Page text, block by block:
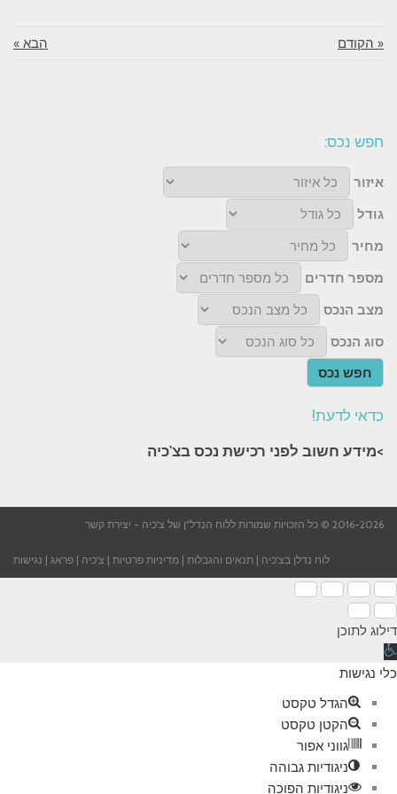
« הקודם הבא »
חפש נכס:
איזור
גודל
מחיר
מספר חדרים
מצב הנכס
סוג הנכס
חפש נכס
כדאי לדעת!
>מידע חשוב לפני רכישת נכס בצ'כיה​
2016-2026 © כל הזכויות שמורות ללוח הנדל"ן של צ'כיה - יצירת קשר
לוח נדלן בצ'כיה | תנאים והגבלות | מדיניות פרטיות | צ'כיה | פראג | נגישות
דילוג לתוכן
פתח
סרגל
כלי נגישות
הגדל טקסט
הקטן טקסט
גווני אפור
ניגודיות גבוהה
ניגודיות הפוכה